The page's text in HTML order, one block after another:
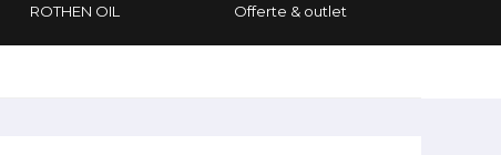
ROTHEN OIL
Offerte & outlet